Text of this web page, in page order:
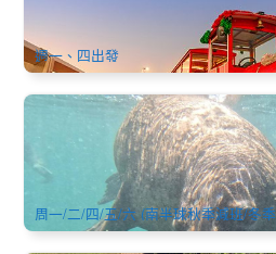
AUD
週一、四出發
與海獅約會 | 三島野生動物浮潛之
（Penguin Island/Shoalwater碼頭出
541 已預訂
199.00
周一/二/四/五/六 (南半球秋季減班/冬